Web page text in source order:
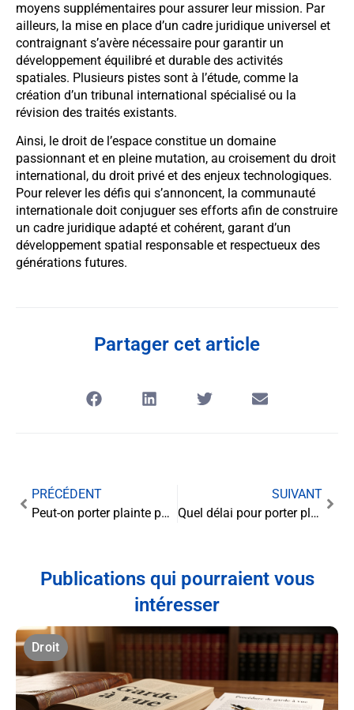
moyens supplémentaires pour assurer leur mission. Par
ailleurs, la mise en place d’un cadre juridique universel et
contraignant s’avère nécessaire pour garantir un
développement équilibré et durable des activités
spatiales. Plusieurs pistes sont à l’étude, comme la
création d’un tribunal international spécialisé ou la
révision des traités existants.
Ainsi, le droit de l’espace constitue un domaine
passionnant et en pleine mutation, au croisement du droit
international, du droit privé et des enjeux technologiques.
Pour relever les défis qui s’annoncent, la communauté
internationale doit conjuguer ses efforts afin de construire
un cadre juridique adapté et cohérent, garant d’un
développement spatial responsable et respectueux des
générations futures.
Partager cet article
PRÉCÉDENT
Peut-on porter plainte pour infidélité ?
SUIVANT
Quel délai pour porter plainte pour vol ?
Publications qui pourraient vous
intéresser
Droit